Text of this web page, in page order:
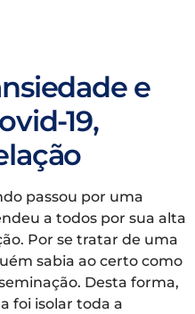
e
19,
passou por uma
a todos por sua alta
Por se tratar de uma
sabia ao certo como
Desta forma,
foi isolar toda a